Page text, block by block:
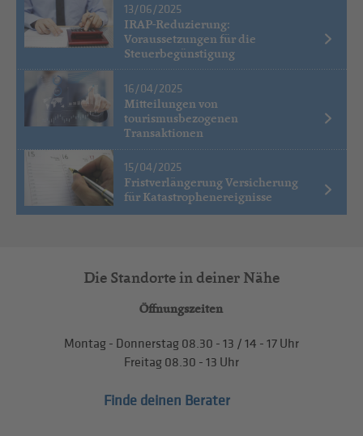
13/06/2025
IRAP-Reduzierung:
Voraussetzungen für die
Steuerbegünstigung
16/04/2025
Mitteilungen von
tourismusbezogenen
Transaktionen
15/04/2025
Fristverlängerung Versicherung
für Katastrophenereignisse
Die Standorte in deiner Nähe
Öffnungszeiten
Montag - Donnerstag 08.30 - 13 / 14 - 17 Uhr
Freitag 08.30 - 13 Uhr
Finde deinen Berater